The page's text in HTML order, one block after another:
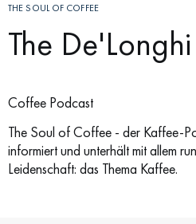
THE SOUL OF COFFEE
The De'Longhi
Coffee Podcast
The Soul of Coffee - der Kaffee-
informiert und unterhält mit allem
Leidenschaft: das Thema Kaffee.